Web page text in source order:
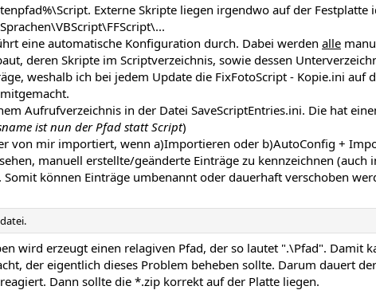
Externe Skripte liegen irgendwo auf der Festplatte
eine automatische Konfiguration durch. Dabei werden alle
deren Skripte im Scriptverzeichnis, sowie dessen
weshalb ich bei jedem Update die FixFotoScript - Kopie.ini auf
Aufrufverzeichnis in der Datei SaveScriptEntries.ini. Die hat
ist nun der Pfad statt Script)
von mir importiert, wenn a)Importieren oder b)AutoConfig +
manuell erstellte/geänderte Einträge zu kennzeichnen (auch
können Einträge umbenannt oder dauerhaft verschoben
wird erzeugt einen relagiven Pfad, der so lautet ".\Pfad". Damit
der eigentlich dieses Problem beheben sollte. Darum dauert
Dann sollte die *.zip korrekt auf der Platte liegen.